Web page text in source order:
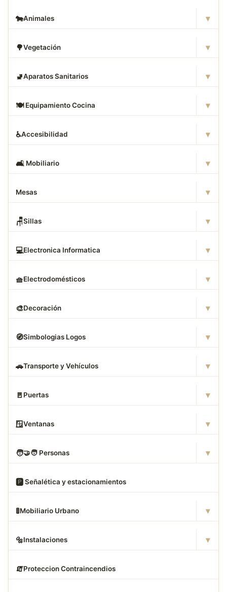
🐄Animales ▾
🌳Vegetación ▾
🚽Aparatos Sanitarios ▾
🍽️ Equipamiento Cocina ▾
♿Accesibilidad ▾
🛋 ️ Mobiliario ▾
Mesas ▾
🪑Sillas ▾
💻Electronica Informatica ▾
🧺Electrodomésticos ▾
🎨Decoración ▾
🧭Simbologias Logos ▾
🚗Transporte y Vehículos ▾
🚪 Puertas ▾
🪟Ventanas ▾
🧑‍🤝‍🧑 Personas ▾
🅿️ Señalética y estacionamientos
🚦Mobiliario Urbano ▾
🔩Instalaciones ▾
🧯Proteccion Contraincendios